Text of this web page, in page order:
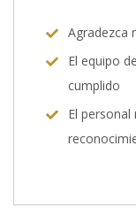
Agradezca
El equipo
cumplido
El